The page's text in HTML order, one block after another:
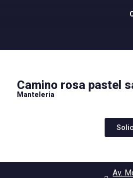
Camino rosa pastel
Manteleria
Av.